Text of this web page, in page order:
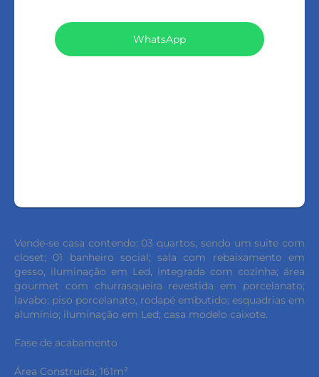
WhatsApp
Vende-se casa contendo: 03 quartos, sendo um suite com
closet; 01 banheiro social; sala com rebaixamento em
gesso, iluminação em Led, integrada com cozinha; área
gourmet com churrasqueira revestida em porcelanato;
lavabo; piso porcelanato, rodapé embutido; esquadrias em
alumínio; iluminação em Led; casa modelo caixote.
Fase de acabamento
Área Construída; 161m²